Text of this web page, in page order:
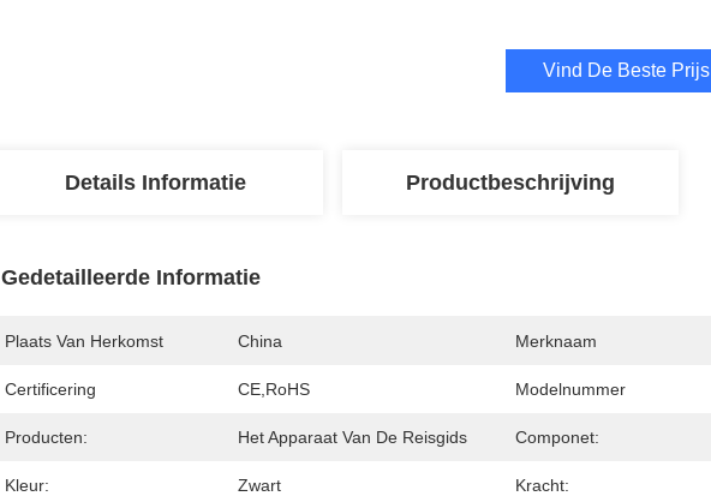
Vind De Beste Prijs
Details Informatie Productbeschrijving
Gedetailleerde Informatie
Plaats Van Herkomst China Merknaam
Certificering CE,RoHS Modelnummer
Producten: Het Apparaat Van De Reisgids Componet:
Kleur: Zwart Kracht: